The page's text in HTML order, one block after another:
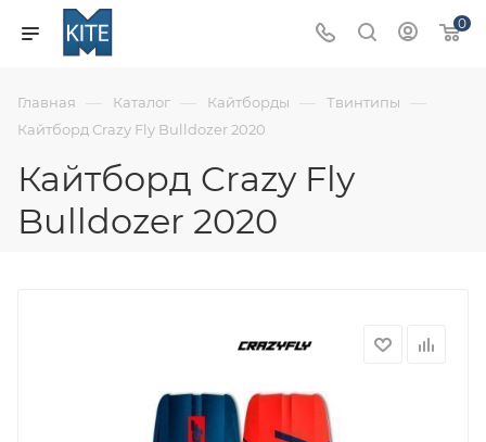
0
Главная — Каталог — Кайтборды — Твинтипы —
Кайтборд Crazy Fly Bulldozer 2020
Кайтборд Crazy Fly
Bulldozer 2020